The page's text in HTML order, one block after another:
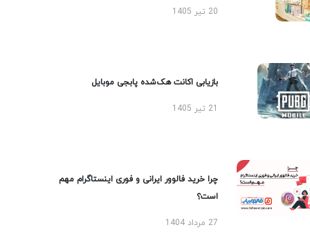
20 تیر 1405
بازیابی اکانت هک‌شده پابجی موبایل
چرا خرید فالوور ایرانی و فوری اینستاگرام مهم
است؟
27 مرداد 1404